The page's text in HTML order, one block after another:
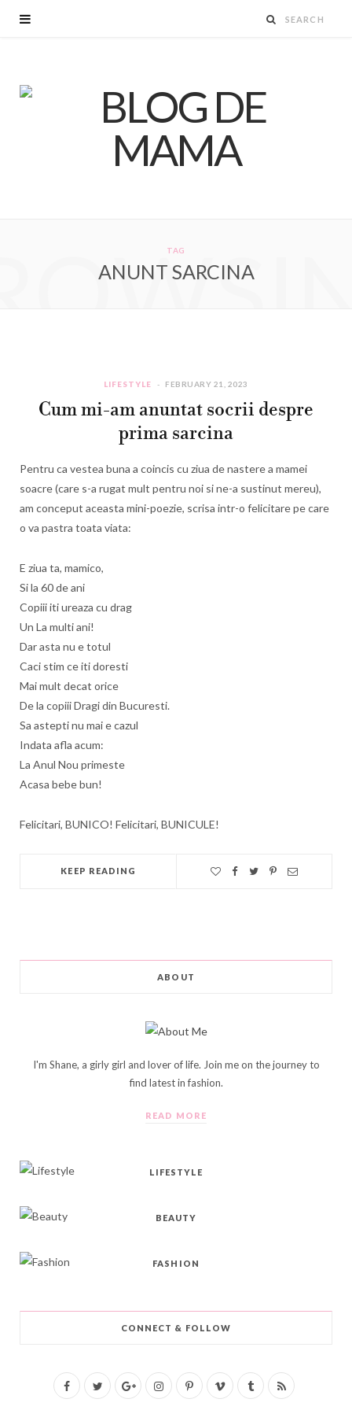
TAG
ANUNT SARCINA
LIFESTYLE FEBRUARY 21, 2023
Cum mi-am anuntat socrii despre
prima sarcina
Pentru ca vestea buna a coincis cu ziua de nastere a mamei
soacre (care s-a rugat mult pentru noi si ne-a sustinut mereu),
am conceput aceasta mini-poezie, scrisa intr-o felicitare pe care
o va pastra toata viata:
E ziua ta, mamico,
Si la 60 de ani
Copiii iti ureaza cu drag
Un La multi ani!
Dar asta nu e totul
Caci stim ce iti doresti
Mai mult decat orice
De la copiii Dragi din Bucuresti.
Sa astepti nu mai e cazul
Indata afla acum:
La Anul Nou primeste
Acasa bebe bun!
Felicitari, BUNICO! Felicitari, BUNICULE!
KEEP READING
ABOUT
I'm Shane, a girly girl and lover of life. Join me on the journey to
find latest in fashion.
READ MORE
LIFESTYLE
BEAUTY
FASHION
CONNECT & FOLLOW
F
T
G
I
P
V
T
R